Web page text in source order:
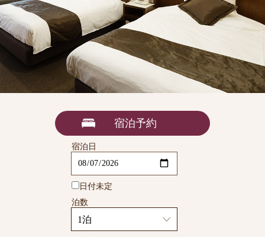
宿泊予約
宿泊日
日付未定
泊数